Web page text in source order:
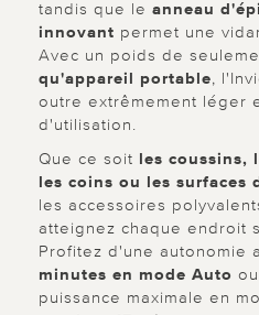
tandis que le anneau
innovant permet une
Avec un poids de
qu'appareil portable,
outre extrêmement léger
d'utilisation.
Que ce soit les coussins,
les coins ou les surfaces
les accessoires
atteignez chaque endroit
Profitez d'une autonomie
minutes en mode Auto
puissance maximale en